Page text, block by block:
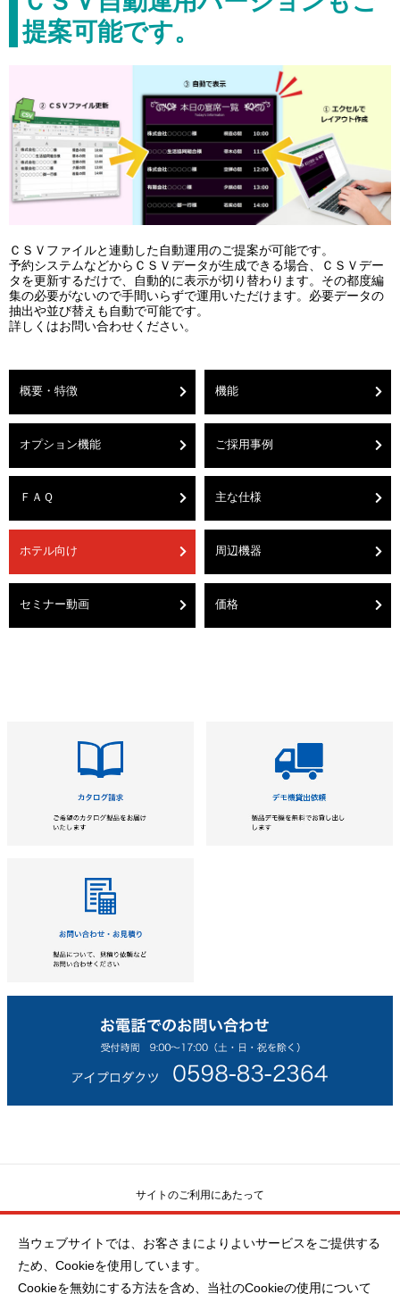
提案可能です。
ＣＳＶファイルと連動した自動運用のご提案が可能です。
予約システムなどからＣＳＶデータが生成できる場合、ＣＳＶデー
タを更新するだけで、自動的に表示が切り替わります。その都度編
集の必要がないので手間いらずで運用いただけます。必要データの
抽出や並び替えも自動で可能です。
詳しくはお問い合わせください。
概要・特徴 機能
オプション機能 ご採用事例
ＦＡＱ 主な仕様
ホテル向け 周辺機器
セミナー動画 価格
サイトのご利用にあたって
ソーシャルメディアポリシー
当ウェブサイトでは、お客さまによりよいサービスをご提供する
ため、Cookieを使用しています。
Cookieを無効にする方法を含め、当社のCookieの使用について